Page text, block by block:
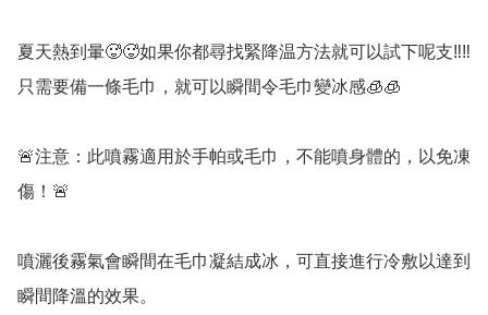
夏天熱到暈🥵🥵如果你都尋找緊降温方法就可以試下呢支‼️‼️
只需要備一條毛巾，就可以瞬間令毛巾變冰感🧊🧊
🚨注意：此噴霧適用於手帕或毛巾，不能噴身體的，以免凍
傷！🚨
噴灑後霧氣會瞬間在毛巾凝結成冰，可直接進行冷敷以達到
瞬間降溫的效果。